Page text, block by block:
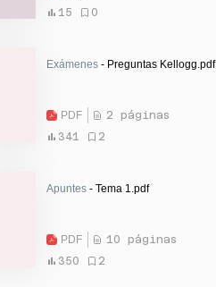
15
0
Exámenes - Preguntas Kellogg.pdf
PDF
2 páginas
341
2
Apuntes - Tema 1.pdf
PDF
10 páginas
350
2